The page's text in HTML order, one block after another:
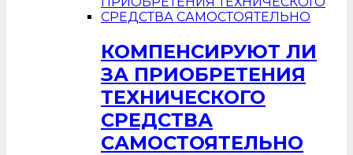
КОМПЕНСИРУЮТ ЛИ
ЗА ПРИОБРЕТЕНИЯ
ТЕХНИЧЕСКОГО
СРЕДСТВА
САМОСТОЯТЕЛЬНО